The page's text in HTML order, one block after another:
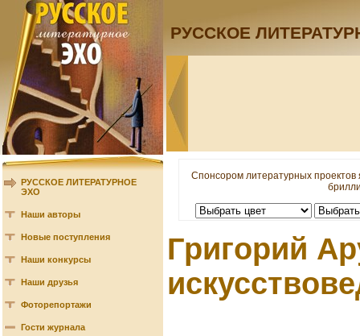
РУССКОЕ
РУССКОЕ ЛИТЕРАТУРНОЕ
ЭХО
Наши авторы
Новые поступления
Наши конкурсы
Наши друзья
Фоторепортажи
Гости журнала
Спонсором литературных
Григорий